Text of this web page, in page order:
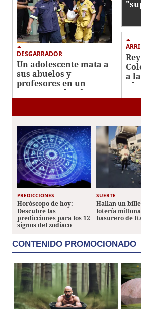
DESGARRADOR
Un adolescente mata a
sus abuelos y
profesores en un
tiroteo escolar de
a
PREDICCIONES
Horóscopo de hoy:
Descubre las
predicciones para los 12
signos del zodiaco
SUERTE
Hallan un
lotería
basurero de
CONTENIDO PROMOCIONADO